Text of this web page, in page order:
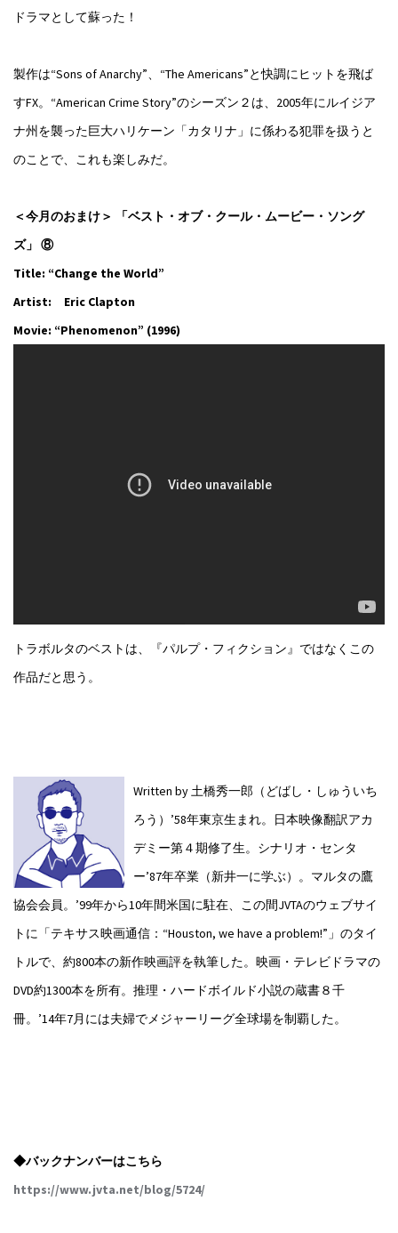
ドラマとして蘇った！
製作は“Sons of Anarchy”、“The Americans”と快調にヒットを飛ば
すFX。“American Crime Story”のシーズン２は、2005年にルイジア
ナ州を襲った巨大ハリケーン「カタリナ」に係わる犯罪を扱うと
のことで、これも楽しみだ。
＜今月のおまけ＞ 「ベスト・オブ・クール・ムービー・ソング
ズ」 ⑧
Title: “Change the World”
Artist: Eric Clapton
Movie: “Phenomenon” (1996)
トラボルタのベストは、『パルプ・フィクション』ではなくこの
作品だと思う。
Written by 土橋秀一郎（どばし・しゅういち
ろう） ’58年東京生まれ。日本映像翻訳アカ
デミー第４期修了生。シナリオ・センタ
ー’87年卒業（新井一に学ぶ）。マルタの鷹
協会会員。’99年から10年間米国に駐在、この間JVTAのウェブサイ
トに「テキサス映画通信：“Houston, we have a problem!”」のタイ
トルで、約800本の新作映画評を執筆した。映画・テレビドラマの
DVD約1300本を所有。推理・ハードボイルド小説の蔵書８千
冊。’14年7月には夫婦でメジャーリーグ全球場を制覇した。
◆バックナンバーはこちら
https://www.jvta.net/blog/5724/